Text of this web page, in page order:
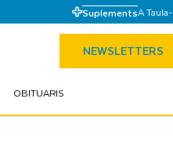
SuplementsA Taula-
NEWSLETTERS
OBITUARIS